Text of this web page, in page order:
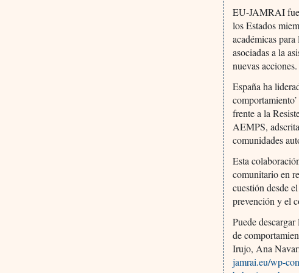
EU-JAMRAI fue
los Estados
académicas
asociadas a la
nuevas
España ha
frente a la
AEMPS,
comunidades
Esta
comunitario en
cuestión desde
prevención y el
Puede
de
Irujo, Ana
jamrai.eu/wp-